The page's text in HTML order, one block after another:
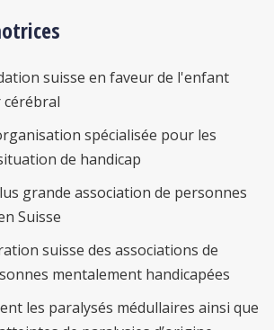
suisse en faveur de l'enfant
spécialisée pour les
de handicap
grande association de personnes
Suisse
suisse des associations de
mentalement handicapées
les paralysés médullaires ainsi que